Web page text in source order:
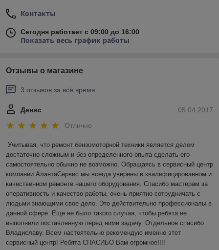
Контакты
Сегодня работает с 09:00 до 16:00
Показать весь график работы
Отзывы о магазине
3 отзывов за всё время
05.04.2017
Денис
Отлично
Учитывая, что ремонт бензомоторной техники является делом
достаточно сложным и без определенного опыта сделать его
самостоятельно обычно не возможно. Обращаясь в сервисный центр
компании АлантаСервис мы всегда уверены в квалифицированном и
качественном ремонте нашего оборудования. Спасибо мастерам за
оперативность и качество работы, очень приятно сотрудничать с
людьми знающими свое дело. Это действительно профессионалы в
данной сфере. Еще не было такого случая, чтобы ребята не
выполнили поставленную перед ними задачу. Отдельное спасибо
Владиславу. Всем настоятельно рекомендую именно этот
сервисный центр! Ребята СПАСИБО Вам огромное!!!!